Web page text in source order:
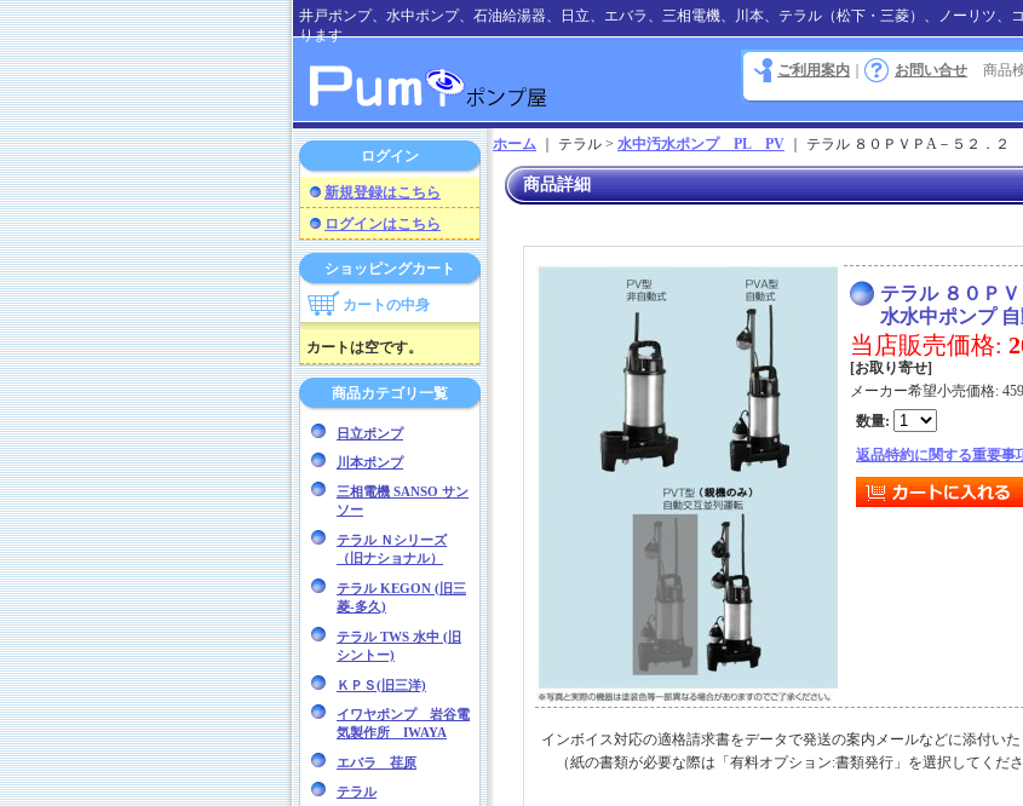
井戸ポンプ、水中ポンプ、石油給湯器、日立、エバラ、三相電機、川本、テラル（松下・三菱）、ノーリツ、
ります
ご利用案内 ｜ お問い合せ 商品
ログイン
新規登録はこちら
ログインはこちら
ショッピングカート
カートの中身
カートは空です。
商品カテゴリ一覧
日立ポンプ
川本ポンプ
三相電機 SANSO サン
ソー
テラル Ｎシリーズ
（旧ナショナル）
テラル KEGON (旧三
菱-多久)
テラル TWS 水中 (旧
シントー)
ＫＰＳ(旧三洋)
イワヤポンプ 岩谷電
気製作所 IWAYA
エバラ 荏原
テラル
ホーム ｜ テラル > 水中汚水ポンプ PL PV テラル ８０ＰＶＰA－５２．２
商品詳細
テラル ８０Ｐ
水水中ポンプ
当店販売価格:
[お取り寄せ]
メーカー希望小売価格:
数量:
返品特約に関する重要事
インボイス対応の適格請求書をデータで発送の案内メールなどに添付いた
（紙の書類が必要な際は「有料オプション:書類発行」を選択してくださ